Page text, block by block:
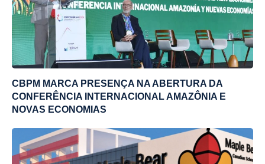
CBPM MARCA PRESENÇA NA ABERTURA DA
CONFERÊNCIA INTERNACIONAL AMAZÔNIA E
NOVAS ECONOMIAS